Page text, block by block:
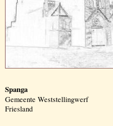
Spanga
Gemeente Weststellingwerf
Friesland